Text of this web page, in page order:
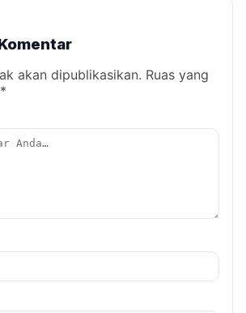
akan dipublikasikan. Ruas yang